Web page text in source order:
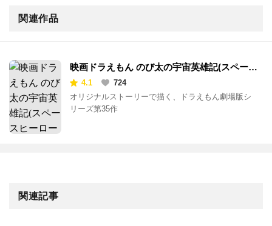
関連作品
映画ドラえもん のび太の宇宙英雄記(スペース
ヒーローズ)
4.1
724
オリジナルストーリーで描く、ドラえもん劇場版シ
リーズ第35作
関連記事